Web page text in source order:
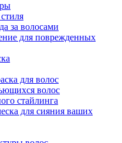
за волосами
для поврежденных
для волос
волос
стайлинга
для сияния ваших